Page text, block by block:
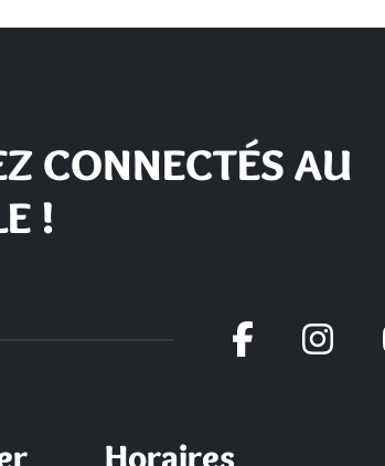
CONNECTÉS AU
!
Horaires